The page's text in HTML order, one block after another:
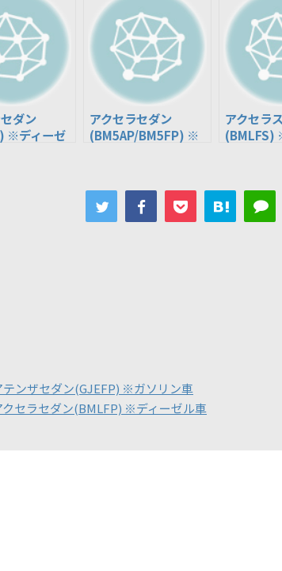
ダン
※ディーゼ
アクセラセダン
(BM5AP/BM5FP) ※
アクセラ
(BMLFS)
テンザセダン(GJEFP) ※ガソリン車
クセラセダン(BMLFP) ※ディーゼル車